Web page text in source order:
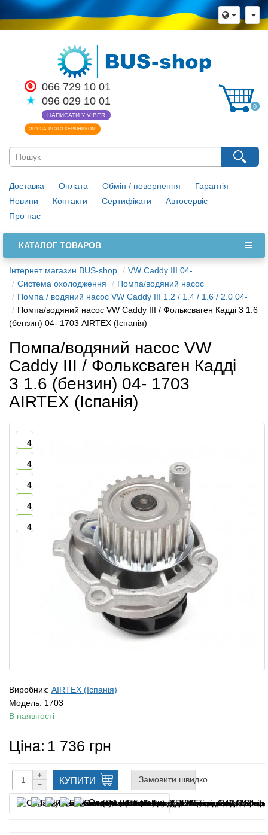
066 729 10 01
096 029 10 01
НАПИСАТИ У VIBER
ЗВ’ЯЗАТИСЯ З КЕРІВНИКОМ
0
Доставка Оплата Обмін / повернення
Гарантія
Новини
Контакти Сертифікати
Автосервіс
Про нас
КАТАЛОГ ТОВАРОВ
Інтернет магазин BUS-shop
VW Caddy III 04-
Система охолодження
Помпа/водяний насос
Помпа / водяний насос VW Caddy III 1.2 / 1.4 / 1.6 / 2.0 04-
Помпа/водяний насос VW Caddy III / Фольксваген Кадді 3 1.6
(бензин) 04- 1703 AIRTEX (Іспанія)
Помпа/водяний насос VW
Caddy III / Фольксваген Кадді
3 1.6 (бензин) 04- 1703
AIRTEX (Іспанія)
4
4
4
4
4
Виробник: AIRTEX (Іспанія)
Модель: 1703
В наявності
Ціна: 1 736 грн
КУПИТИ Замовити швидко
Оплата частинами